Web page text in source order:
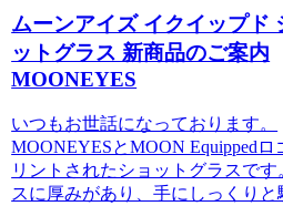
ムーンアイズ イクイップド
ットグラス 新商品のご案内
MOONEYES
いつもお世話になっております。
MOONEYESとMOON Equippedロ
リントされたショットグラスです
スに厚みがあり、手にしっくりと